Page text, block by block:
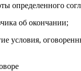
определенного
об окончании;
условия,